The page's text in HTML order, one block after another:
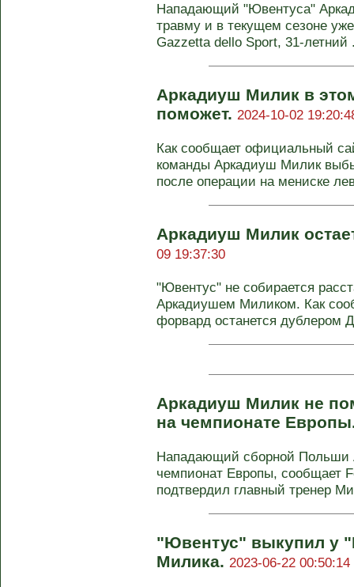
Нападающий "Ювентуса"
травму и в текущем сезоне
Gazzetta dello Sport, 31-летний
Аркадиуш Милик в
поможет. 2024-10-02
Как сообщает официальный
команды Аркадиуш Милик
после операции на мениске
Аркадиуш Милик
09 19:37:30
"Ювентус" не собирается
Аркадиушем Миликом. Как
форвард останется дублером
Аркадиуш Милик не
на чемпионате
Нападающий сборной Польши
чемпионат Европы, сообщает
подтвердил главный тренер
"Ювентус" выкупил у
Милика. 2023-06-22 00:50:14